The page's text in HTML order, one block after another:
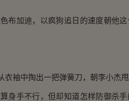
加迪，以疯狗追日的速度朝他这
袖中掏出一把弹簧刀，朝李小杰甩
手不行，但却知道怎样防御杀手